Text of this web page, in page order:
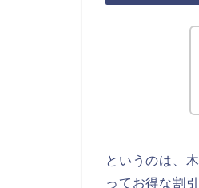
というのは、
ってお得な割